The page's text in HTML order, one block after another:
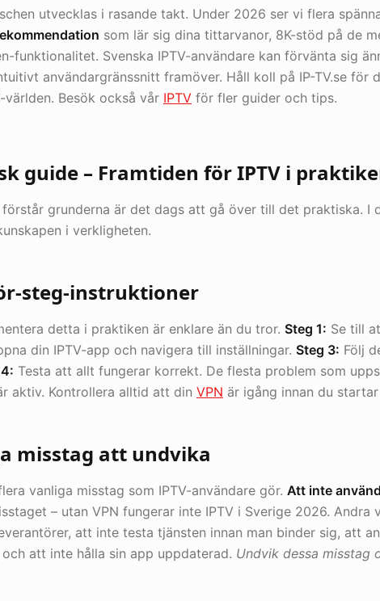
utvecklas i rasande takt. Under 2026 ser vi flera
som lär sig dina tittarvanor, 8K-stöd på de
funktionalitet. Svenska IPTV-användare kan förvänta sig
användargränssnitt framöver. Håll koll på IP-TV.se för
världen. Besök också vår IPTV för fler guider och tips.
guide – Framtiden för IPTV i
förstår grunderna är det dags att gå över till det praktiska. I
i verkligheten.
steg-instruktioner
detta i praktiken är enklare än du tror. Steg 1: Se till
din IPTV-app och navigera till inställningar. Steg 3: Följ
Testa att allt fungerar korrekt. De flesta problem som
aktiv. Kontrollera alltid att din VPN är igång innan du
misstag att undvika
vanliga misstag som IPTV-användare gör. Att inte
– utan VPN fungerar inte IPTV i Sverige 2026.
att inte testa tjänsten innan man binder sig, att
att inte hålla sin app uppdaterad. Undvik dessa misstag